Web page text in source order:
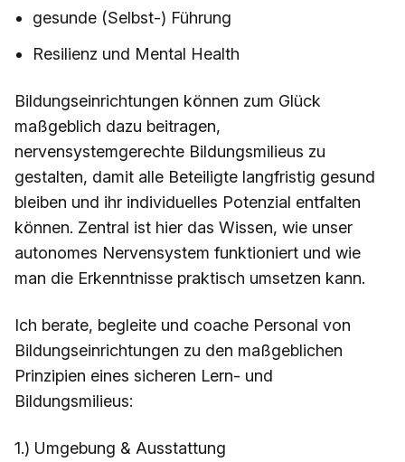
gesunde (Selbst-) Führung
Resilienz und Mental Health
Bildungseinrichtungen können zum Glück
maßgeblich dazu beitragen,
nervensystemgerechte Bildungsmilieus zu
gestalten, damit alle Beteiligte langfristig gesund
bleiben und ihr individuelles Potenzial entfalten
können. Zentral ist hier das Wissen, wie unser
autonomes Nervensystem funktioniert und wie
man die Erkenntnisse praktisch umsetzen kann.
Ich berate, begleite und coache Personal von
Bildungseinrichtungen zu den maßgeblichen
Prinzipien eines sicheren Lern- und
Bildungsmilieus:
1.) Umgebung & Ausstattung